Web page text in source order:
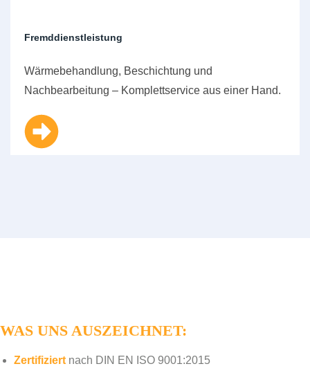
Fremddienstleistung
Wärmebehandlung, Beschichtung und
Nachbearbeitung – Komplettservice aus einer Hand.
WAS UNS AUSZEICHNET:
Zertifiziert nach DIN EN ISO 9001:2015